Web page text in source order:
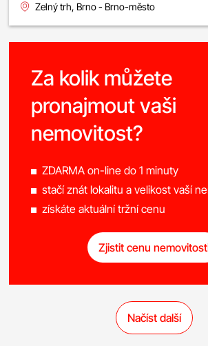
Zelný trh, Brno - Brno-město
Za kolik můžete
pronajmout vaši
nemovitost?
ZDARMA on-line do 1 minuty
stačí znát lokalitu a velikost vaší
získáte aktuální tržní cenu
Zjistit cenu
Načíst další